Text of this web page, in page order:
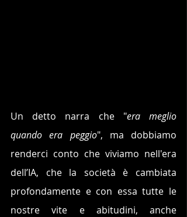
Un detto narra che "era meglio
quando era peggio", ma dobbiamo
renderci conto che viviamo nell'era
dell’IA, che la società è cambiata
profondamente e con essa tutte le
nostre vite e abitudini, anche